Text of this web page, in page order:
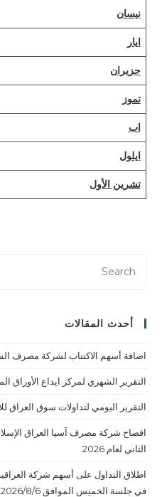
نيسان
ايار
حزيران
تموز
اب
ايلول
تشرين الأول
أحدث المقالات
اضافة أسهم الاكتتاب لشركة مصرف
التقرير الشهري لمركز ايداع الأوراق
التقرير اليومي لتداولات سوق العراق للأوراق
افصاح شركة مصرف آسيا العراق
الثاني لعام 2026
اطلاق التداول على أسهم شركة
في جلسة الخميس الموافق 2026/8/6